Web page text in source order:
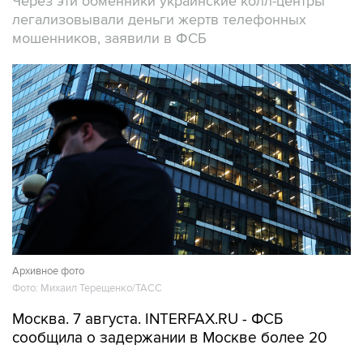
легализовывали деньги жертв телефонных
мошенников, заявили в ФСБ
Архивное фото
Фото: Михаил Терещенко/ТАСС
Москва. 7 августа. INTERFAX.RU - ФСБ
сообщила о задержании в Москве более 20